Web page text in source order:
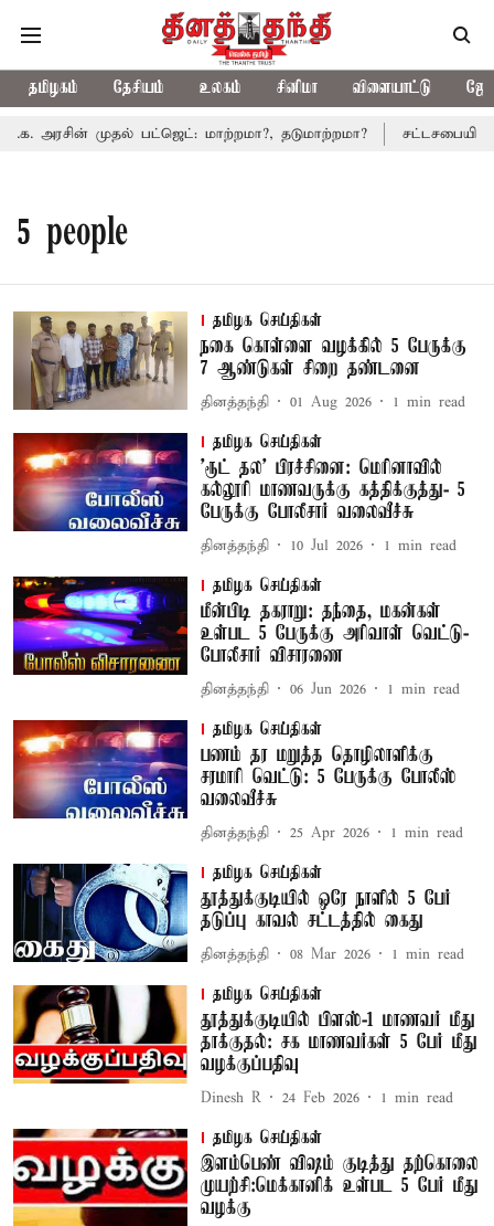
தமிழகம் தேசியம் உலகம் சினிமா விளையாட்டு
அரசின் முதல் பட்ஜெட்: மாற்றமா?, தடுமாற்றமா? சட்டசபையில்
5 people
தமிழக செய்திகள்
நகை கொள்ளை வழக்கில் 5 பேருக்கு
7 ஆண்டுகள் சிறை தண்டனை
தினத்தந்தி 01 Aug 2026 1 min read
தமிழக செய்திகள்
'ரூட் தல' பிரச்சினை: மெரினாவில்
கல்லூரி மாணவருக்கு கத்திக்குத்து- 5
பேருக்கு போலீசார் வலைவீச்சு
தினத்தந்தி 10 Jul 2026 1 min read
தமிழக செய்திகள்
மீன்பிடி தகராறு: தந்தை, மகன்கள்
உள்பட 5 பேருக்கு அரிவாள் வெட்டு-
போலீசார் விசாரணை
தினத்தந்தி 06 Jun 2026 1 min read
தமிழக செய்திகள்
பணம் தர மறுத்த தொழிலாளிக்கு
சரமாரி வெட்டு: 5 பேருக்கு போலீஸ்
வலைவீச்சு
தினத்தந்தி 25 Apr 2026 1 min read
தமிழக செய்திகள்
தூத்துக்குடியில் ஒரே நாளில் 5 பேர்
தடுப்பு காவல் சட்டத்தில் கைது
தினத்தந்தி 08 Mar 2026 1 min read
தமிழக செய்திகள்
தூத்துக்குடியில் பிளஸ்-1 மாணவர் மீது
தாக்குதல்: சக மாணவர்கள் 5 பேர் மீது
வழக்குப்பதிவு
Dinesh R 24 Feb 2026 1 min read
தமிழக செய்திகள்
இளம்பெண் விஷம் குடித்து தற்கொலை
முயற்சி:மெக்கானிக் உள்பட 5 பேர் மீது
வழக்கு